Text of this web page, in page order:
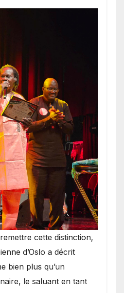
cette distinction,
d’Oslo a décrit
bien plus qu’un
le saluant en tant